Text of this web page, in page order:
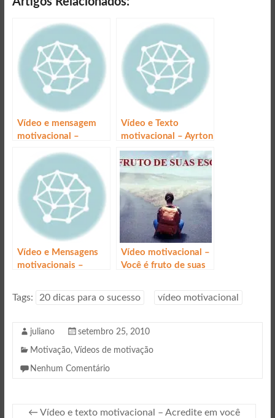
Vídeo e mensagem
motivacional –
impossível
Vídeo e Texto
motivacional – Ayrton
Senna
Vídeo e Mensagens
motivacionais –
Vídeo motivacional –
Você é fruto de suas
Tags: 20 dicas para o sucesso vídeo motivacional
juliano setembro 25, 2010
Motivação, Vídeos de motivação
Nenhum Comentário
← Vídeo e texto motivacional – Acredite em você